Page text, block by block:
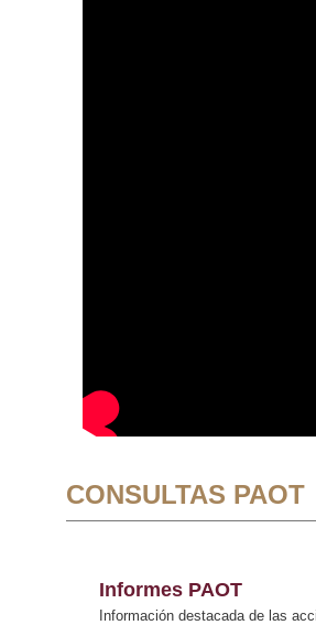
CONSULTAS PAOT
Informes PAOT
Información destacada de las